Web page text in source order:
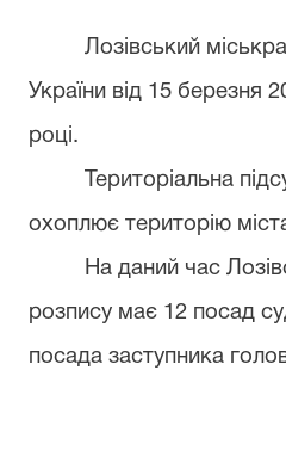
Лозівський
України від 15 березня
році.
Територіальна
охоплює територію
На даний час
розпису має 12 посад
посада заступника